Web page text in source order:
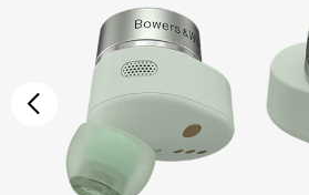
Précédent